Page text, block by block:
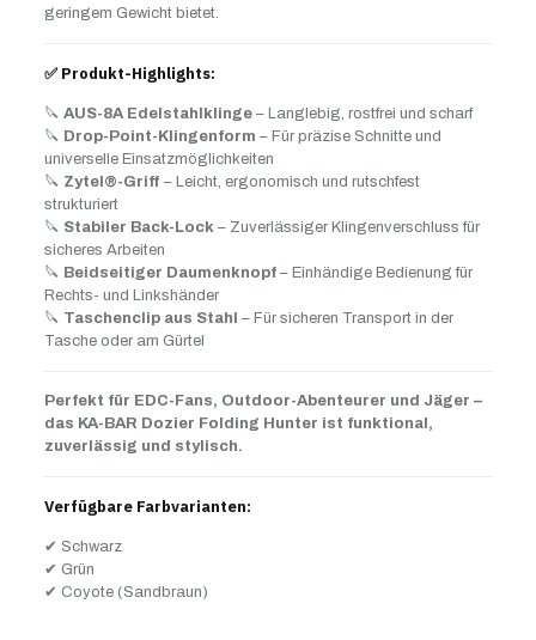
geringem Gewicht bietet.
✅ Produkt-Highlights:
🔪 AUS-8A Edelstahlklinge– Langlebig, rostfrei und scharf
🔪 Drop-Point-Klingenform – Für präzise Schnitte und
universelle Einsatzmöglichkeiten
🔪 Zytel®-Griff – Leicht, ergonomisch und rutschfest
strukturiert
🔪 Stabiler Back-Lock– Zuverlässiger Klingenverschluss für
sicheres Arbeiten
🔪 Beidseitiger Daumenknopf– Einhändige Bedienung für
Rechts- und Linkshänder
🔪 Taschenclip aus Stahl – Für sicheren Transport in der
Tasche oder am Gürtel
Perfekt für EDC-Fans, Outdoor-Abenteurer und Jäger –
das KA-BAR Dozier Folding Hunter ist funktional,
zuverlässig und stylisch.
Verfügbare Farbvarianten:
✔ Schwarz
✔ Grün
✔ Coyote (Sandbraun)